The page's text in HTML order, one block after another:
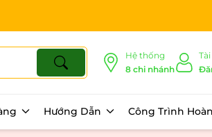
Hệ thống
8 chi nhánh
Hướng Dẫn Công Trình